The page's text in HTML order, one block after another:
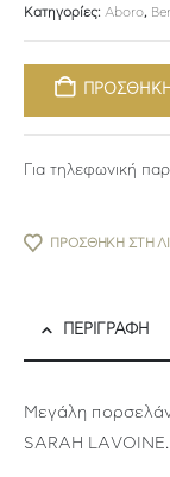
Κατηγορίες: Aboro,
Για τηλεφωνική
ΠΡΟΣΘΉΚΗ ΣΤΗ
ΠΕΡΙΓΡΑΦΉ
Μεγάλη
SARAH LAVOINE.